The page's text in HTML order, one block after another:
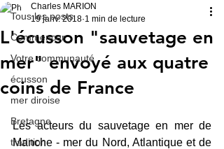
Tous les posts
Commencer
Votre communauté
écusson
mer diroise
Bretagne
tradition
L'écusson "sauvetage en
mer" envoyé aux quatre
coins de France
Charles MARION
19 janv. 2018 1 min de lecture
Les acteurs du sauvetage en mer de
Manche - mer du Nord, Atlantique et de